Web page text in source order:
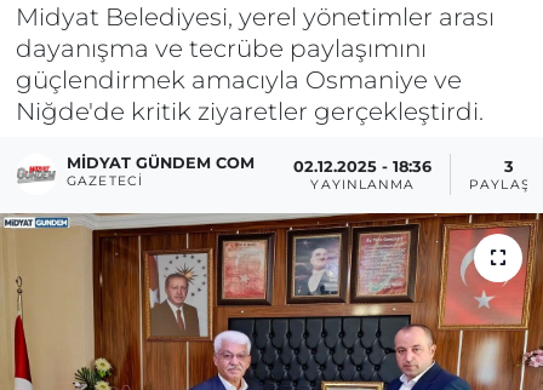
Midyat Belediyesi, yerel yönetimler arası
dayanışma ve tecrübe paylaşımını
güçlendirmek amacıyla Osmaniye ve
Niğde'de kritik ziyaretler gerçekleştirdi.
MIDYAT GÜNDEM COM
GAZETECI
02.12.2025 - 18:36
YAYINLANMA
3